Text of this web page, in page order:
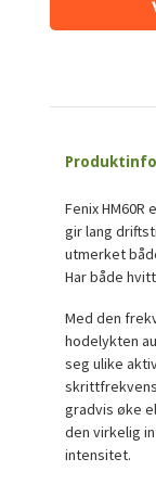
Produktinfo
Fenix
gir lang
utmerket
Har både
Med den
hodelykten
seg ulike
gradvis øke
den virkelig
intensitet.